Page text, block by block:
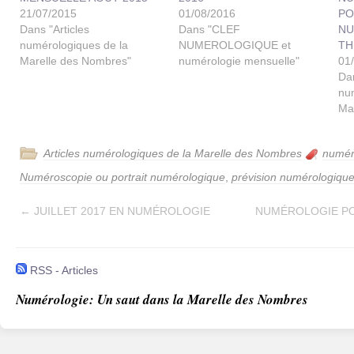
21/07/2015
Dans "Articles
numérologiques de la
Marelle des Nombres"
01/08/2016
Dans "CLEF
NUMEROLOGIQUE et
numérologie mensuelle"
Articles numérologiques de la Marelle des Nombres
Numéroscopie ou portrait numérologique prévision
← JUILLET 2017 EN NUMÉROLOGIE NUMÉROLOGIE
RSS - Articles
Numérologie: Un saut dans la Marelle des Nombres